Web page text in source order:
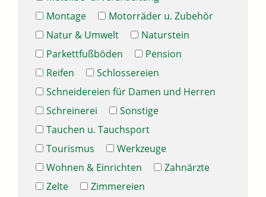
Montage
Motorräder u. Zubehör
Natur & Umwelt
Naturstein
Parkettfußböden
Pension
Reifen
Schlossereien
Schneidereien für Damen und Herren
Schreinerei
Sonstige
Tauchen u. Tauchsport
Tourismus
Werkzeuge
Wohnen & Einrichten
Zahnärzte
Zelte
Zimmereien